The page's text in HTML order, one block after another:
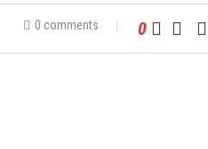
0 comments 0